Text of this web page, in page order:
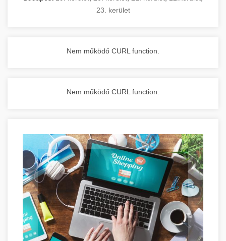
23. kerület
Nem működő CURL function.
Nem működő CURL function.